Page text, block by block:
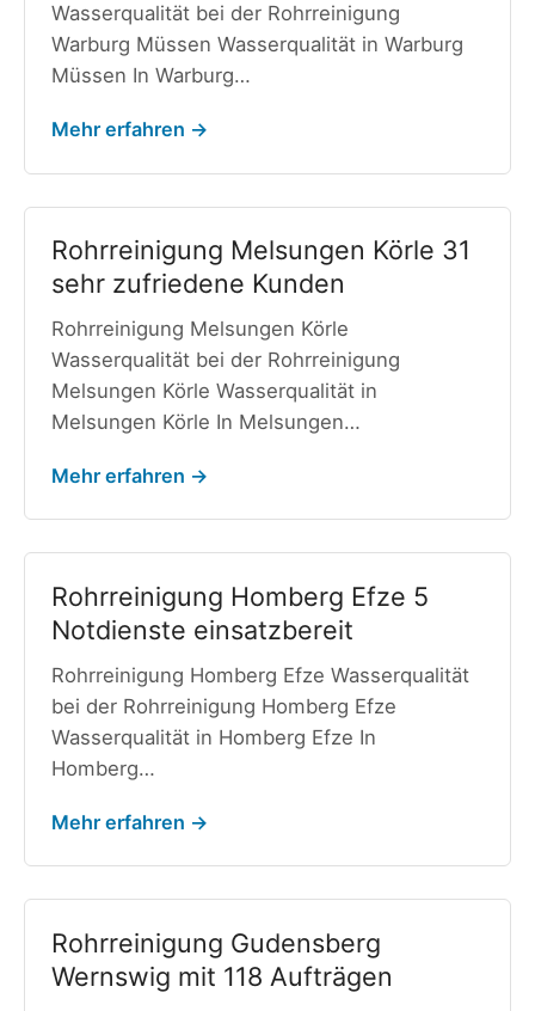
Wasserqualität bei der Rohrreinigung
Warburg Müssen Wasserqualität in Warburg
Müssen In Warburg…
Mehr erfahren →
Rohrreinigung Melsungen Körle 31
sehr zufriedene Kunden
Rohrreinigung Melsungen Körle
Wasserqualität bei der Rohrreinigung
Melsungen Körle Wasserqualität in
Melsungen Körle In Melsungen…
Mehr erfahren →
Rohrreinigung Homberg Efze 5
Notdienste einsatzbereit
Rohrreinigung Homberg Efze Wasserqualität
bei der Rohrreinigung Homberg Efze
Wasserqualität in Homberg Efze In
Homberg…
Mehr erfahren →
Rohrreinigung Gudensberg
Wernswig mit 118 Aufträgen